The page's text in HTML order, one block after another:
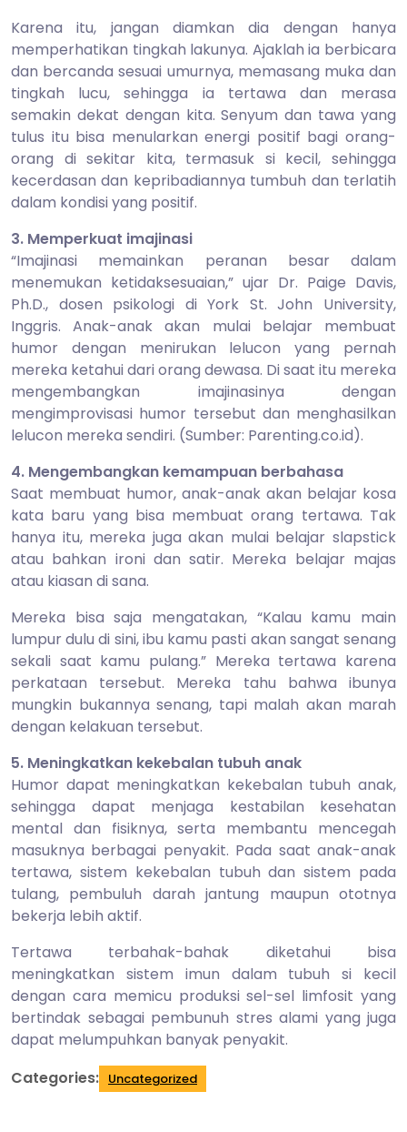
Karena itu, jangan diamkan dia dengan hanya
memperhatikan tingkah lakunya. Ajaklah ia berbicara
dan bercanda sesuai umurnya, memasang muka dan
tingkah lucu, sehingga ia tertawa dan merasa
semakin dekat dengan kita. Senyum dan tawa yang
tulus itu bisa menularkan energi positif bagi orang-
orang di sekitar kita, termasuk si kecil, sehingga
kecerdasan dan kepribadiannya tumbuh dan terlatih
dalam kondisi yang positif.
3. Memperkuat imajinasi
“Imajinasi memainkan peranan besar dalam
menemukan ketidaksesuaian,” ujar Dr. Paige Davis,
Ph.D., dosen psikologi di York St. John University,
Inggris. Anak-anak akan mulai belajar membuat
humor dengan menirukan lelucon yang pernah
mereka ketahui dari orang dewasa. Di saat itu mereka
mengembangkan imajinasinya dengan
mengimprovisasi humor tersebut dan menghasilkan
lelucon mereka sendiri. (Sumber: Parenting.co.id).
4. Mengembangkan kemampuan berbahasa
Saat membuat humor, anak-anak akan belajar kosa
kata baru yang bisa membuat orang tertawa. Tak
hanya itu, mereka juga akan mulai belajar slapstick
atau bahkan ironi dan satir. Mereka belajar majas
atau kiasan di sana.
Mereka bisa saja mengatakan, “Kalau kamu main
lumpur dulu di sini, ibu kamu pasti akan sangat senang
sekali saat kamu pulang.” Mereka tertawa karena
perkataan tersebut. Mereka tahu bahwa ibunya
mungkin bukannya senang, tapi malah akan marah
dengan kelakuan tersebut.
5. Meningkatkan kekebalan tubuh anak
Humor dapat meningkatkan kekebalan tubuh anak,
sehingga dapat menjaga kestabilan kesehatan
mental dan fisiknya, serta membantu mencegah
masuknya berbagai penyakit. Pada saat anak-anak
tertawa, sistem kekebalan tubuh dan sistem pada
tulang, pembuluh darah jantung maupun ototnya
bekerja lebih aktif.
Tertawa terbahak-bahak diketahui bisa
meningkatkan sistem imun dalam tubuh si kecil
dengan cara memicu produksi sel-sel limfosit yang
bertindak sebagai pembunuh stres alami yang juga
dapat melumpuhkan banyak penyakit.
Categories: Uncategorized